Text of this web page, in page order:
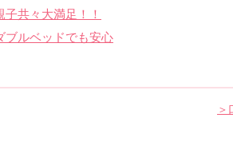
子共々大満足！！
ブルベッドでも安心
＞